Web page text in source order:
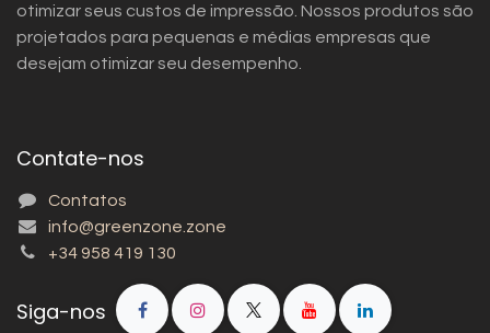
otimizar seus custos de impressão. Nossos produtos são
projetados para pequenas e médias empresas que
desejam otimizar seu desempenho.
Contate-nos
Contatos
info@greenzone.zone
+34 958 419 130
Siga-nos